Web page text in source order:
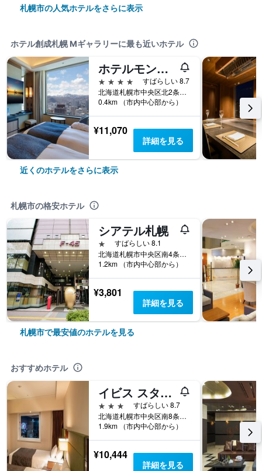
札幌市の人気ホテルをさらに表示
ホテル創成札幌 Mギャラリーに最も近いホテル
ホテルモントレエーデルホフ札幌
4つ星
すばらしい 8.7
北海道札幌市中央区北2条西1丁目1番地
0.4km （市内中心部から）
¥11,070
詳細を見る
近くのホテルをさらに表示
札幌市の格安ホテル
シアテル札幌
1つ星すばらしい 8.1
北海道札幌市中央区南4条西5丁目8
1.2km （市内中心部から）
¥3,801
詳細を見る
札幌市で最安値のホテルを見る
おすすめホテル
イビス スタイルズ 札幌
3つ星
すばらしい 8.7
北海道札幌市中央区南8条西3丁目10-10
1.9km （市内中心部から）
¥10,444
詳細を見る